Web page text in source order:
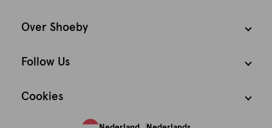
Over Shoeby
Follow Us
Cookies